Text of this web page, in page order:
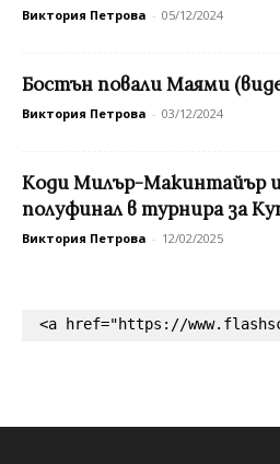
Виктория Петрова - 05/12/2024
Бостън повали Маями
Виктория Петрова - 03/12/2024
Коди Милър-Макинтайър и
полуфинал в турнира за
Виктория Петрова - 12/02/2025
<a href="https://